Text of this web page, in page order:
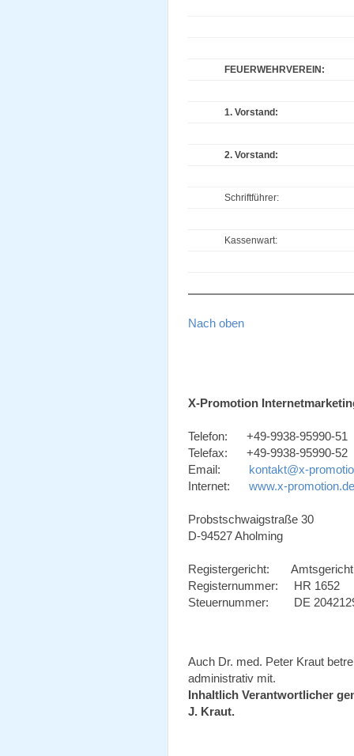
FEUERWEHRVEREIN:
1. Vorstand:
2. Vorstand:
Schriftführer:
Kassenwart:
Nach oben
X-Promotion
Telefon: +49-9938-95990-51
Telefax: +49-9938-95990-52
Email: kontakt@x-
Internet: www.x-promotion.de
Probstschwaigstraße 30
D-94527 Aholming
Registergericht: Amtsgericht
Registernummer: HR 1652
Steuernummer: DE
Auch Dr. med. Peter Kraut
administrativ mit.
Inhaltlich Verantwortlicher
J. Kraut.